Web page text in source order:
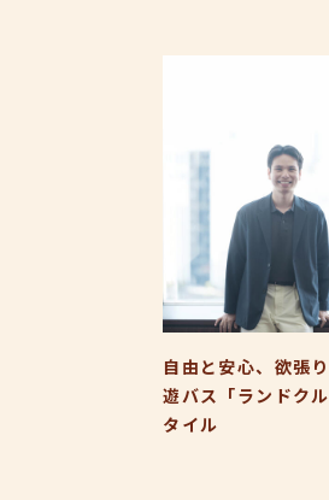
自由と安心、欲張
遊バス「ランドク
タイル